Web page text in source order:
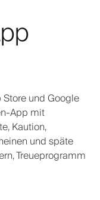
und Google
App mit
Kaution,
und späte
Treueprogramm